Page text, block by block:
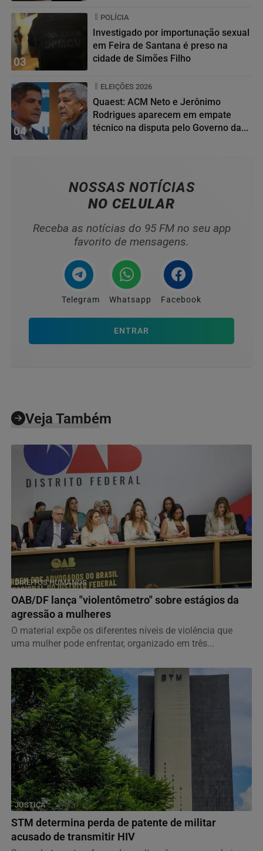
03
POLÍCIA
Investigado por importunação sexual
em Feira de Santana é preso na
cidade de Simões Filho
04
ELEIÇÕES 2026
Quaest: ACM Neto e Jerônimo
Rodrigues aparecem em empate
técnico na disputa pelo Governo da...
NOSSAS NOTÍCIAS
NO CELULAR
Receba as notícias do 95 FM no seu app
favorito de mensagens.
Telegram Whatsapp Facebook
ENTRAR
Veja Também
DIREITOS HUMANOS
OAB/DF lança "violentômetro" sobre estágios da
agressão a mulheres
O material expõe os diferentes níveis de violência que
uma mulher pode enfrentar, organizado em três...
JUSTIÇA
STM determina perda de patente de militar
acusado de transmitir HIV